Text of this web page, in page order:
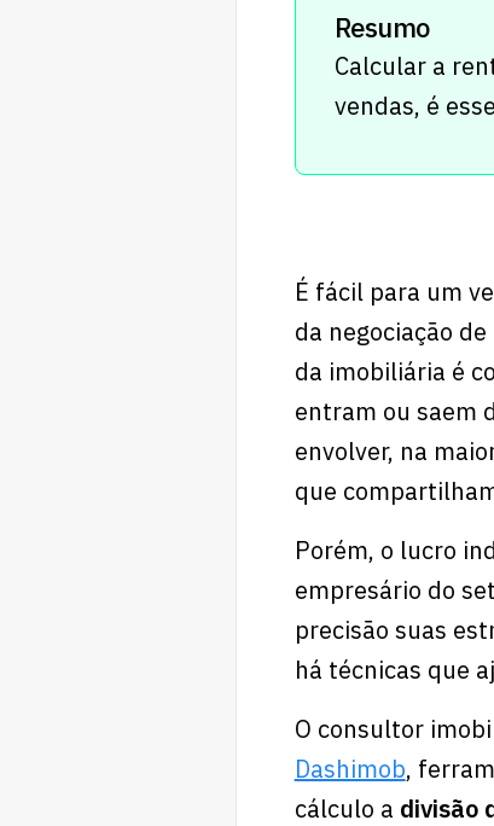
Resumo
Calcular a
vendas, é
É fácil para um
da negociação
da imobiliária é
entram ou saem
envolver, na
que
Porém, o lucro
empresário do
precisão suas
há técnicas que
O consultor
Dashimob,
cálculo a divisão